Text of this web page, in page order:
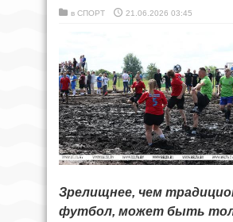
в СПОРТ 21.06.2026 03:45
Зрелищнее, чем
футбол, может быть